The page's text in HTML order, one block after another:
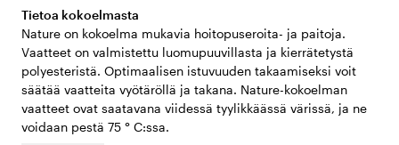
Tietoa kokoelmasta
Nature on kokoelma mukavia hoitopuseroita- ja paitoja.
Vaatteet on valmistettu luomupuuvillasta ja kierrätetystä
polyesteristä. Optimaalisen istuvuuden takaamiseksi voit
säätää vaatteita vyötäröllä ja takana. Nature-kokoelman
vaatteet ovat saatavana viidessä tyylikkäässä värissä, ja ne
voidaan pestä 75 ° C:ssa.